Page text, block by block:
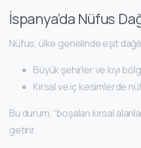
İspanya’da Nüfus
Nüfus, ülke genelinde eşit
Büyük şehirler ve kıyı
Kırsal ve iç kesimlerde
Bu durum, “boşalan kırsal
getirir.